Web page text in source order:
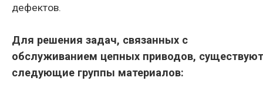
дефектов.
Для решения задач, связанных с
обслуживанием цепных приводов, существуют
следующие группы материалов: